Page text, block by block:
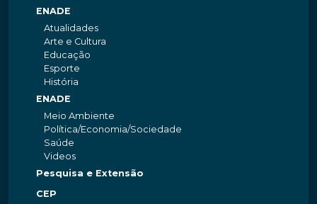
ENADE
Atualidades
Arte e Cultura
Educação
Esporte
História
ENADE
Meio Ambiente
Política/Economia/Sociedade
Saúde
Videos
Pesquisa e Extensão
CEP